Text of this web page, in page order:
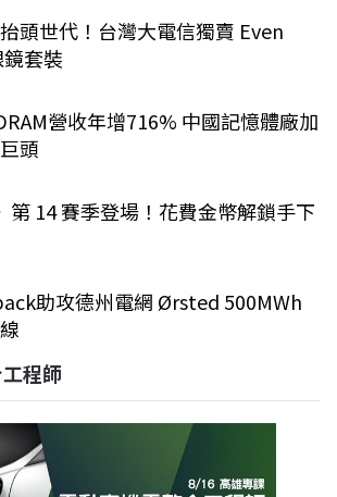
頭世代！台灣大電信獨賣 Even
套裝
營收年增716% 中國記憶體廠加
頭
第 14 賽季登場！花費金幣解鎖手下
助攻德州電網 Ørsted 500MWh
程師